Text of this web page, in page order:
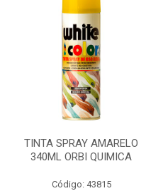
TINTA SPRAY AMARELO
340ML ORBI QUIMICA
Código: 43815